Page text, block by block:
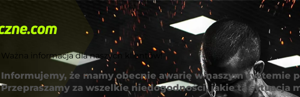
Ważna informacja dla naszych klientów!
Informujemy, że mamy obecnie awarię w naszym systemie
Przepraszamy za wszelkie niedogodności, jakie ta sytuacja